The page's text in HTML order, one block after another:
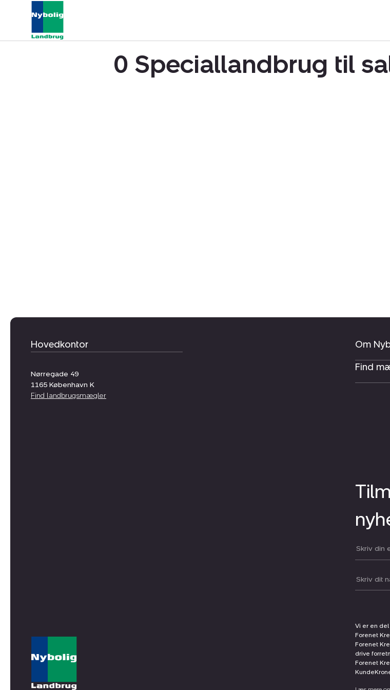
0 Speciallandbrug til
Hovedkontor
Nørregade 49
1165 København K
Find landbrugsmægler
Om
Find
Din
Dit navn:
Vi er en
Forenet
Forenet
drive
Forenet